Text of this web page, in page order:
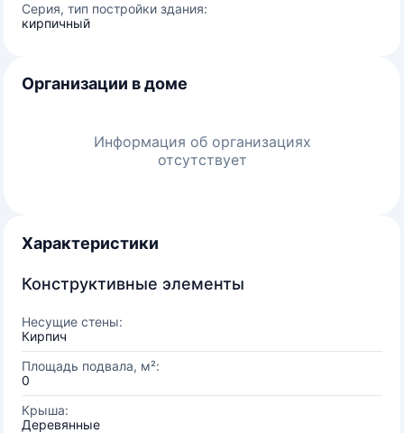
Серия, тип постройки здания:
кирпичный
Организации в доме
Информация об организациях
отсутствует
Характеристики
Конструктивные элементы
Несущие стены:
Кирпич
Площадь подвала, м²:
0
Крыша:
Деревянные